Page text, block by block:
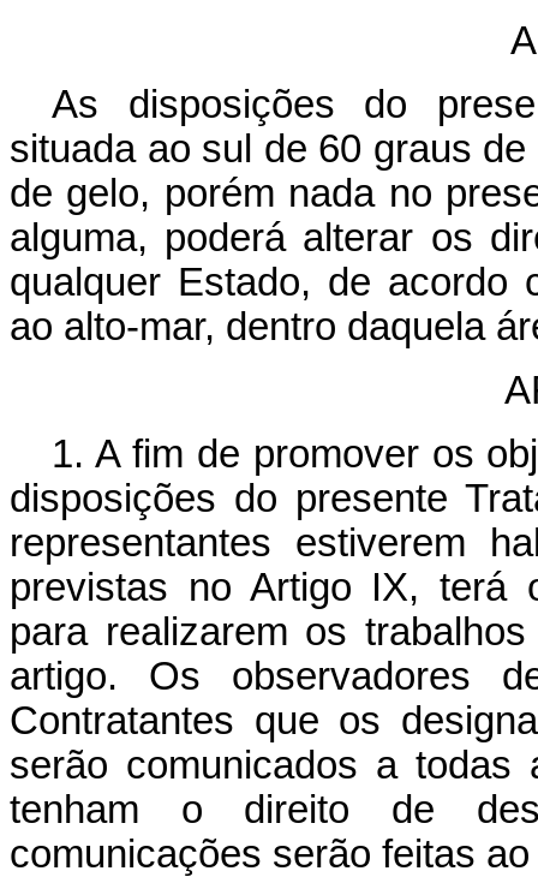
As disposições do
situada ao sul de 60 graus
de gelo, porém nada no
alguma, poderá alterar os
qualquer Estado, de acordo
ao alto-mar, dentro daquela
1. A fim de promover os
disposições do presente
representantes estiverem
previstas no Artigo IX, terá
para realizarem os
artigo. Os observadores
Contratantes que os
serão comunicados a todas
tenham o direito de
comunicações serão feitas